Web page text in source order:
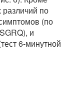
по
(по
и
6-минутной